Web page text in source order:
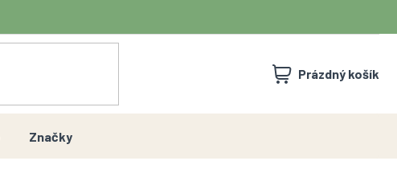
NÁKUPNÍ
Prázdný košík
Značky